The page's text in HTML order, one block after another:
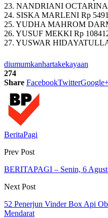
23. NANDRIANI OCTARINA
24. SISKA MARLENI Rp
25. YUDHA MAHROM
26. YUSUF MEKKI Rp
27. YUSWAR
diumumkanhartakekayaan
274
Share FacebookTwitter
BeritaPagi
Prev Post
BERITAPAGI – Senin, 6
Next Post
52 Penerjun Vinder Box Api
Mendarat